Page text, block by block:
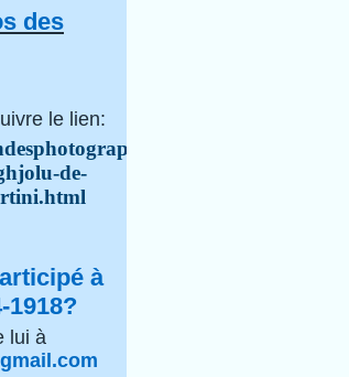
des
le lien:
i-
de-
à
1918?
lui à